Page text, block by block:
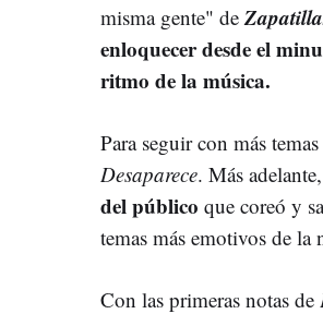
misma gente" de
enloquecer desde el
ritmo de la música.
Para seguir con más
Desaparece. Más
del público que coreó y
temas más emotivos de la
Con las primeras notas de